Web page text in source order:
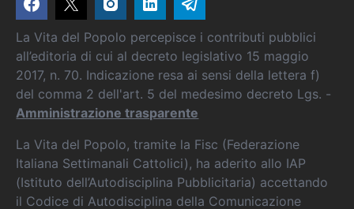
La Vita del Popolo percepisce i contributi pubblici
all’editoria di cui al decreto legislativo 15 maggio
2017, n. 70. Indicazione resa ai sensi della lettera f)
del comma 2 dell'art. 5 del medesimo decreto Lgs. -
Amministrazione trasparente
La Vita del Popolo, tramite la Fisc (Federazione
Italiana Settimanali Cattolici), ha aderito allo IAP
(Istituto dell’Autodisciplina Pubblicitaria) accettando
il Codice di Autodisciplina della Comunicazione